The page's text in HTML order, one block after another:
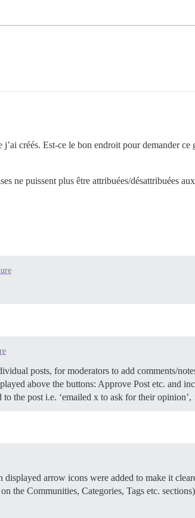
créés. Est-ce le bon endroit pour demander ce
ne puissent plus être attribuées/désattribuées
posts, for moderators to add comments/
above the buttons: Approve Post etc. and
the post i.e. ‘emailed x to ask for their
arrow icons were added to make it
the Communities, Categories, Tags etc. sections)